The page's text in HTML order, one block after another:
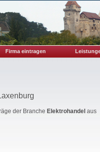
Firma eintragen
der Branche Elektrohandel aus